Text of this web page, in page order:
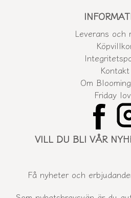
Leverans och
Kontakt
Om
Friday
VILL DU BLI VÅR
Få nyheter och